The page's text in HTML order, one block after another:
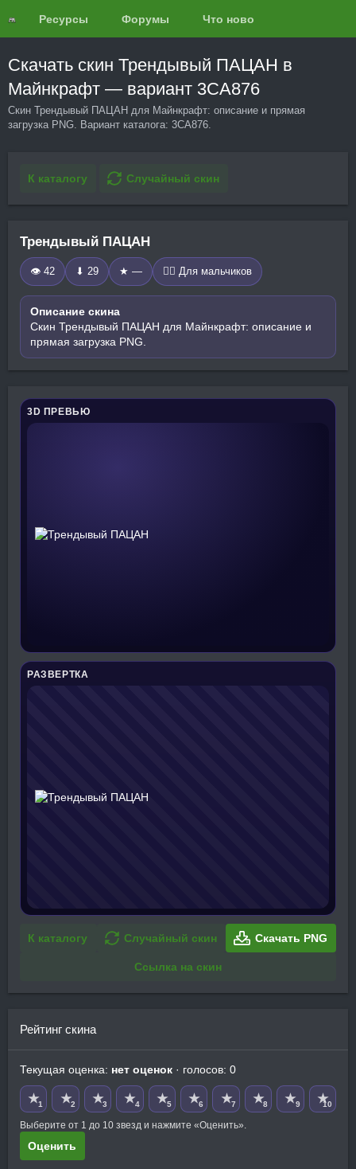
Ресурсы Форумы Что нового?
Скачать скин Трендывый ПАЦАН в
Майнкрафт — вариант 3CA876
Скин Трендывый ПАЦАН для Майнкрафт: описание и прямая
загрузка PNG. Вариант каталога: 3CA876.
К каталогу Случайный скин
Трендывый ПАЦАН
👁 42 ⬇ 29 ★ — 🧍‍♂️ Для мальчиков
Описание скина
Скин Трендывый ПАЦАН для Майнкрафт: описание и
прямая загрузка PNG.
3D ПРЕВЬЮ
РАЗВЕРТКА
К каталогу Случайный скин Скачать PNG
Ссылка на скин
Рейтинг скина
Текущая оценка: нет оценок · голосов: 0
★1 ★2 ★3 ★4 ★5 ★6 ★7 ★8 ★9 ★10
Выберите от 1 до 10 звезд и нажмите «Оценить».
Оценить